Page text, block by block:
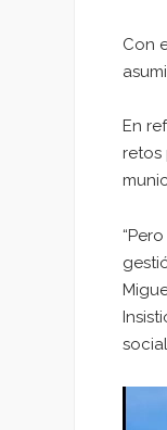
Con
En
retos